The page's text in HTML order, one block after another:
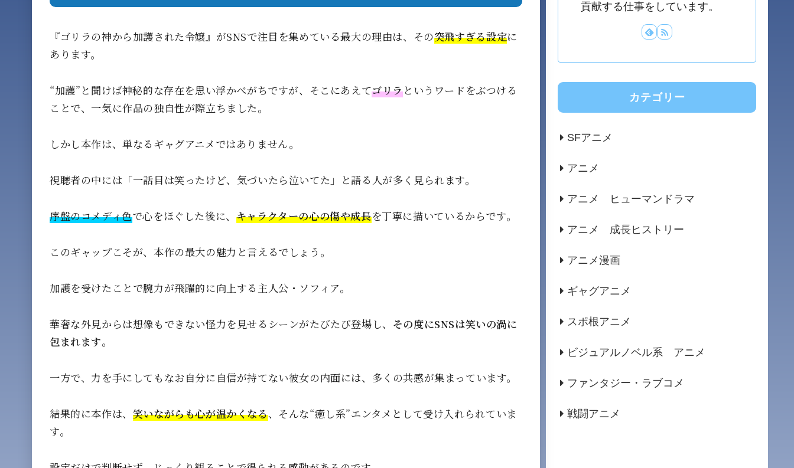
『ゴリラの神から加護された令嬢』がSNSで注目を集めている最大の理由は、その突飛すぎる設定に
あります。
“加護”と聞けば神秘的な存在を思い浮かべがちですが、そこにあえてゴリラというワードをぶつける
ことで、一気に作品の独自性が際立ちました。
しかし本作は、単なるギャグアニメではありません。
視聴者の中には「一話目は笑ったけど、気づいたら泣いてた」と語る人が多く見られます。
序盤のコメディ色で心をほぐした後に、 キャラクターの心の傷や成長を丁寧に描いているからです。
このギャップこそが、本作の最大の魅力と言えるでしょう。
加護を受けたことで腕力が飛躍的に向上する主人公・ソフィア。
華奢な外見からは想像もできない怪力を見せるシーンがたびたび登場し、 その度にSNSは笑いの渦に
包まれます。
一方で、力を手にしてもなお自分に自信が持てない彼女の内面には、多くの共感が集まっています。
結果的に本作は、 笑いながらも心が温かくなる、そんな“癒し系”エンタメとして受け入れられていま
す。
貢献する仕事をしています。
カテゴリー
SFアニメ
アニメ
アニメ ヒューマンドラマ
アニメ 成長ヒストリー
アニメ漫画
ギャグアニメ
スポ根アニメ
ビジュアルノベル系 アニメ
ファンタジー・ラブコメ
戦闘アニメ